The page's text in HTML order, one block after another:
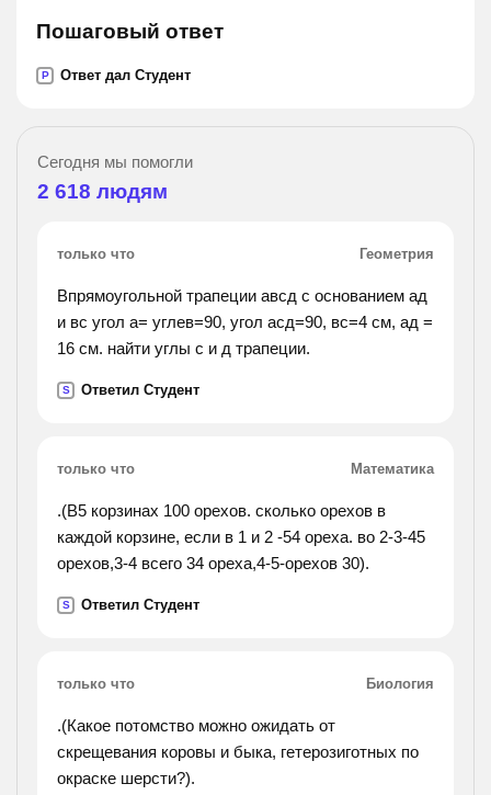
Пошаговый ответ
P Ответ дал Студент
Сегодня мы помогли
2 618 людям
только что Геометрия
Впрямоугольной трапеции авсд с основанием ад
и вс угол а= углев=90, угол асд=90, вс=4 см, ад =
16 см. найти углы с и д трапеции.
S Ответил Студент
только что Математика
.(В5 корзинах 100 орехов. сколько орехов в
каждой корзине, если в 1 и 2 -54 ореха. во 2-3-45
орехов,3-4 всего 34 ореха,4-5-орехов 30).
S Ответил Студент
только что Биология
.(Какое потомство можно ожидать от
скрещевания коровы и быка, гетерозиготных по
окраске шерсти?).